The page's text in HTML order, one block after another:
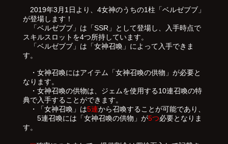
2019年3月1日より、4女神のうちの1柱「ベルゼブブ」
が登場します！
「ベルゼブブ」は「SSR」として登場し、入手時点で
スキルスロットを4つ所持しています。
「ベルゼブブ」は「女神召喚」によって入手できま
す。
・女神召喚にはアイテム「女神召喚の供物」が必要と
なります。
・女神召喚の供物は、ジェムを使用する10連召喚の特
典で入手することができます。
・「女神召喚」は5連から召喚することが可能であり、
5連召喚には「女神召喚の供物」が5つ必要となりま
す。